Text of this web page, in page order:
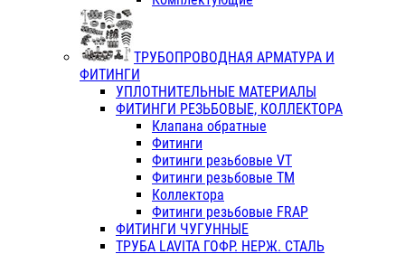
ТРУБОПРОВОДНАЯ АРМАТУРА И
ФИТИНГИ
УПЛОТНИТЕЛЬНЫЕ МАТЕРИАЛЫ
ФИТИНГИ РЕЗЬБОВЫЕ, КОЛЛЕКТОРА
Клапана обратные
Фитинги
Фитинги резьбовые VT
Фитинги резьбовые ТМ
Коллектора
Фитинги резьбовые FRAP
ФИТИНГИ ЧУГУННЫЕ
ТРУБА LAVITA ГОФР. НЕРЖ. СТАЛЬ